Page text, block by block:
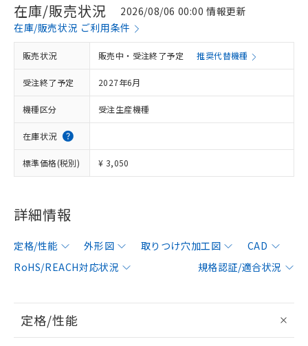
在庫/販売状況
2026/08/06 00:00 情報更新
在庫/販売状況 ご利用条件
販売状況 販売中・受注終了予定 推奨代替機種
受注終了予定 2027年6月
機種区分 受注生産機種
在庫状況
標準価格(税別) ¥ 3,050
詳細情報
定格/性能 外形図 取りつけ穴加工図
CAD
RoHS/REACH対応状況
規格認証/適合状況
定格/性能